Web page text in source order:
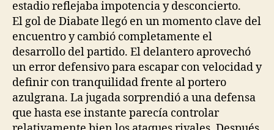
estadio reflejaba impotencia y desconcierto.
El gol de Diabate llegó en un momento clave del
encuentro y cambió completamente el
desarrollo del partido. El delantero aprovechó
un error defensivo para escapar con velocidad y
definir con tranquilidad frente al portero
azulgrana. La jugada sorprendió a una defensa
que hasta ese instante parecía controlar